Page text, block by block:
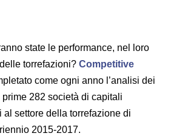
state le performance, nel loro
torrefazioni?Competitive
come ogni anno l’analisi dei
282 società di capitali
al settore della torrefazione di
2015-2017.